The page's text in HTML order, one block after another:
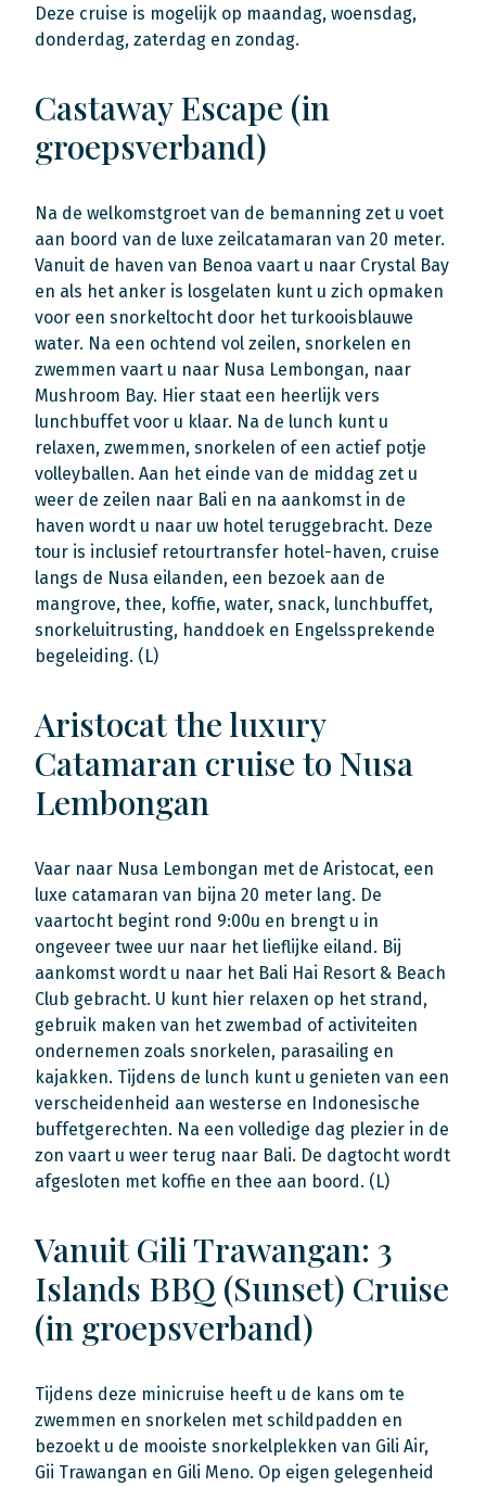
Deze cruise is mogelijk op maandag, woensdag,
donderdag, zaterdag en zondag.
Castaway Escape (in
groepsverband)
Na de welkomstgroet van de bemanning zet u voet
aan boord van de luxe zeilcatamaran van 20 meter.
Vanuit de haven van Benoa vaart u naar Crystal Bay
en als het anker is losgelaten kunt u zich opmaken
voor een snorkeltocht door het turkooisblauwe
water. Na een ochtend vol zeilen, snorkelen en
zwemmen vaart u naar Nusa Lembongan, naar
Mushroom Bay. Hier staat een heerlijk vers
lunchbuffet voor u klaar. Na de lunch kunt u
relaxen, zwemmen, snorkelen of een actief potje
volleyballen. Aan het einde van de middag zet u
weer de zeilen naar Bali en na aankomst in de
haven wordt u naar uw hotel teruggebracht. Deze
tour is inclusief retourtransfer hotel-haven, cruise
langs de Nusa eilanden, een bezoek aan de
mangrove, thee, koffie, water, snack, lunchbuffet,
snorkeluitrusting, handdoek en Engelssprekende
begeleiding. (L)
Aristocat the luxury
Catamaran cruise to Nusa
Lembongan
Vaar naar Nusa Lembongan met de Aristocat, een
luxe catamaran van bijna 20 meter lang. De
vaartocht begint rond 9:00u en brengt u in
ongeveer twee uur naar het lieflijke eiland. Bij
aankomst wordt u naar het Bali Hai Resort & Beach
Club gebracht. U kunt hier relaxen op het strand,
gebruik maken van het zwembad of activiteiten
ondernemen zoals snorkelen, parasailing en
kajakken. Tijdens de lunch kunt u genieten van een
verscheidenheid aan westerse en Indonesische
buffetgerechten. Na een volledige dag plezier in de
zon vaart u weer terug naar Bali. De dagtocht wordt
afgesloten met koffie en thee aan boord. (L)
Vanuit Gili Trawangan: 3
Islands BBQ (Sunset) Cruise
(in groepsverband)
Tijdens deze minicruise heeft u de kans om te
zwemmen en snorkelen met schildpadden en
bezoekt u de mooiste snorkelplekken van Gili Air,
Gii Trawangan en Gili Meno. Op eigen gelegenheid